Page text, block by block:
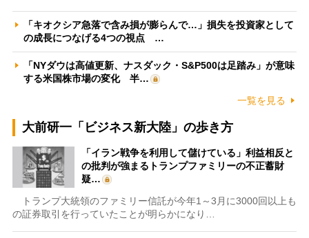
「キオクシア急落で含み損が膨らんで…」損失を投資家として
の成長につなげる4つの視点 …
「NYダウは高値更新、ナスダック・S&P500は足踏み」が意味
する米国株市場の変化 半…
一覧を見る
大前研一「ビジネス新大陸」の歩き方
「イラン戦争を利用して儲けている」利益相反と
の批判が強まるトランプファミリーの不正蓄財
疑…
トランプ大統領のファミリー信託が今年1～3月に3000回以上も
の証券取引を行っていたことが明らかになり…